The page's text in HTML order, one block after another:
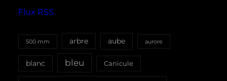
Flux RSS
500 mm arbre aube aurore
blanc bleu Canicule